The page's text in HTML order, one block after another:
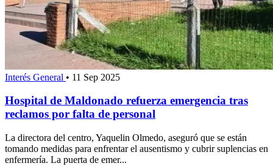
Interés General • 11 Sep 2025
Hospital de Maldonado refuerza emergencia tras
reclamos por falta de personal
La directora del centro, Yaquelin Olmedo, aseguró que se están
tomando medidas para enfrentar el ausentismo y cubrir suplencias en
enfermería. La puerta de emer...